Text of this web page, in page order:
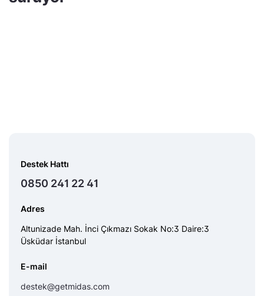
Destek Hattı
0850 241 22 41
Adres
Altunizade Mah. İnci Çıkmazı Sokak No:3 Daire:3
Üsküdar İstanbul
E-mail
destek@getmidas.com